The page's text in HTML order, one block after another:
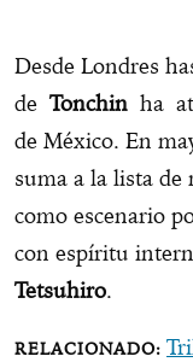
Desde Londres
deTonchin ha
de México. En
suma a la lista de
como escenario
con espíritu
Tetsuhiro.